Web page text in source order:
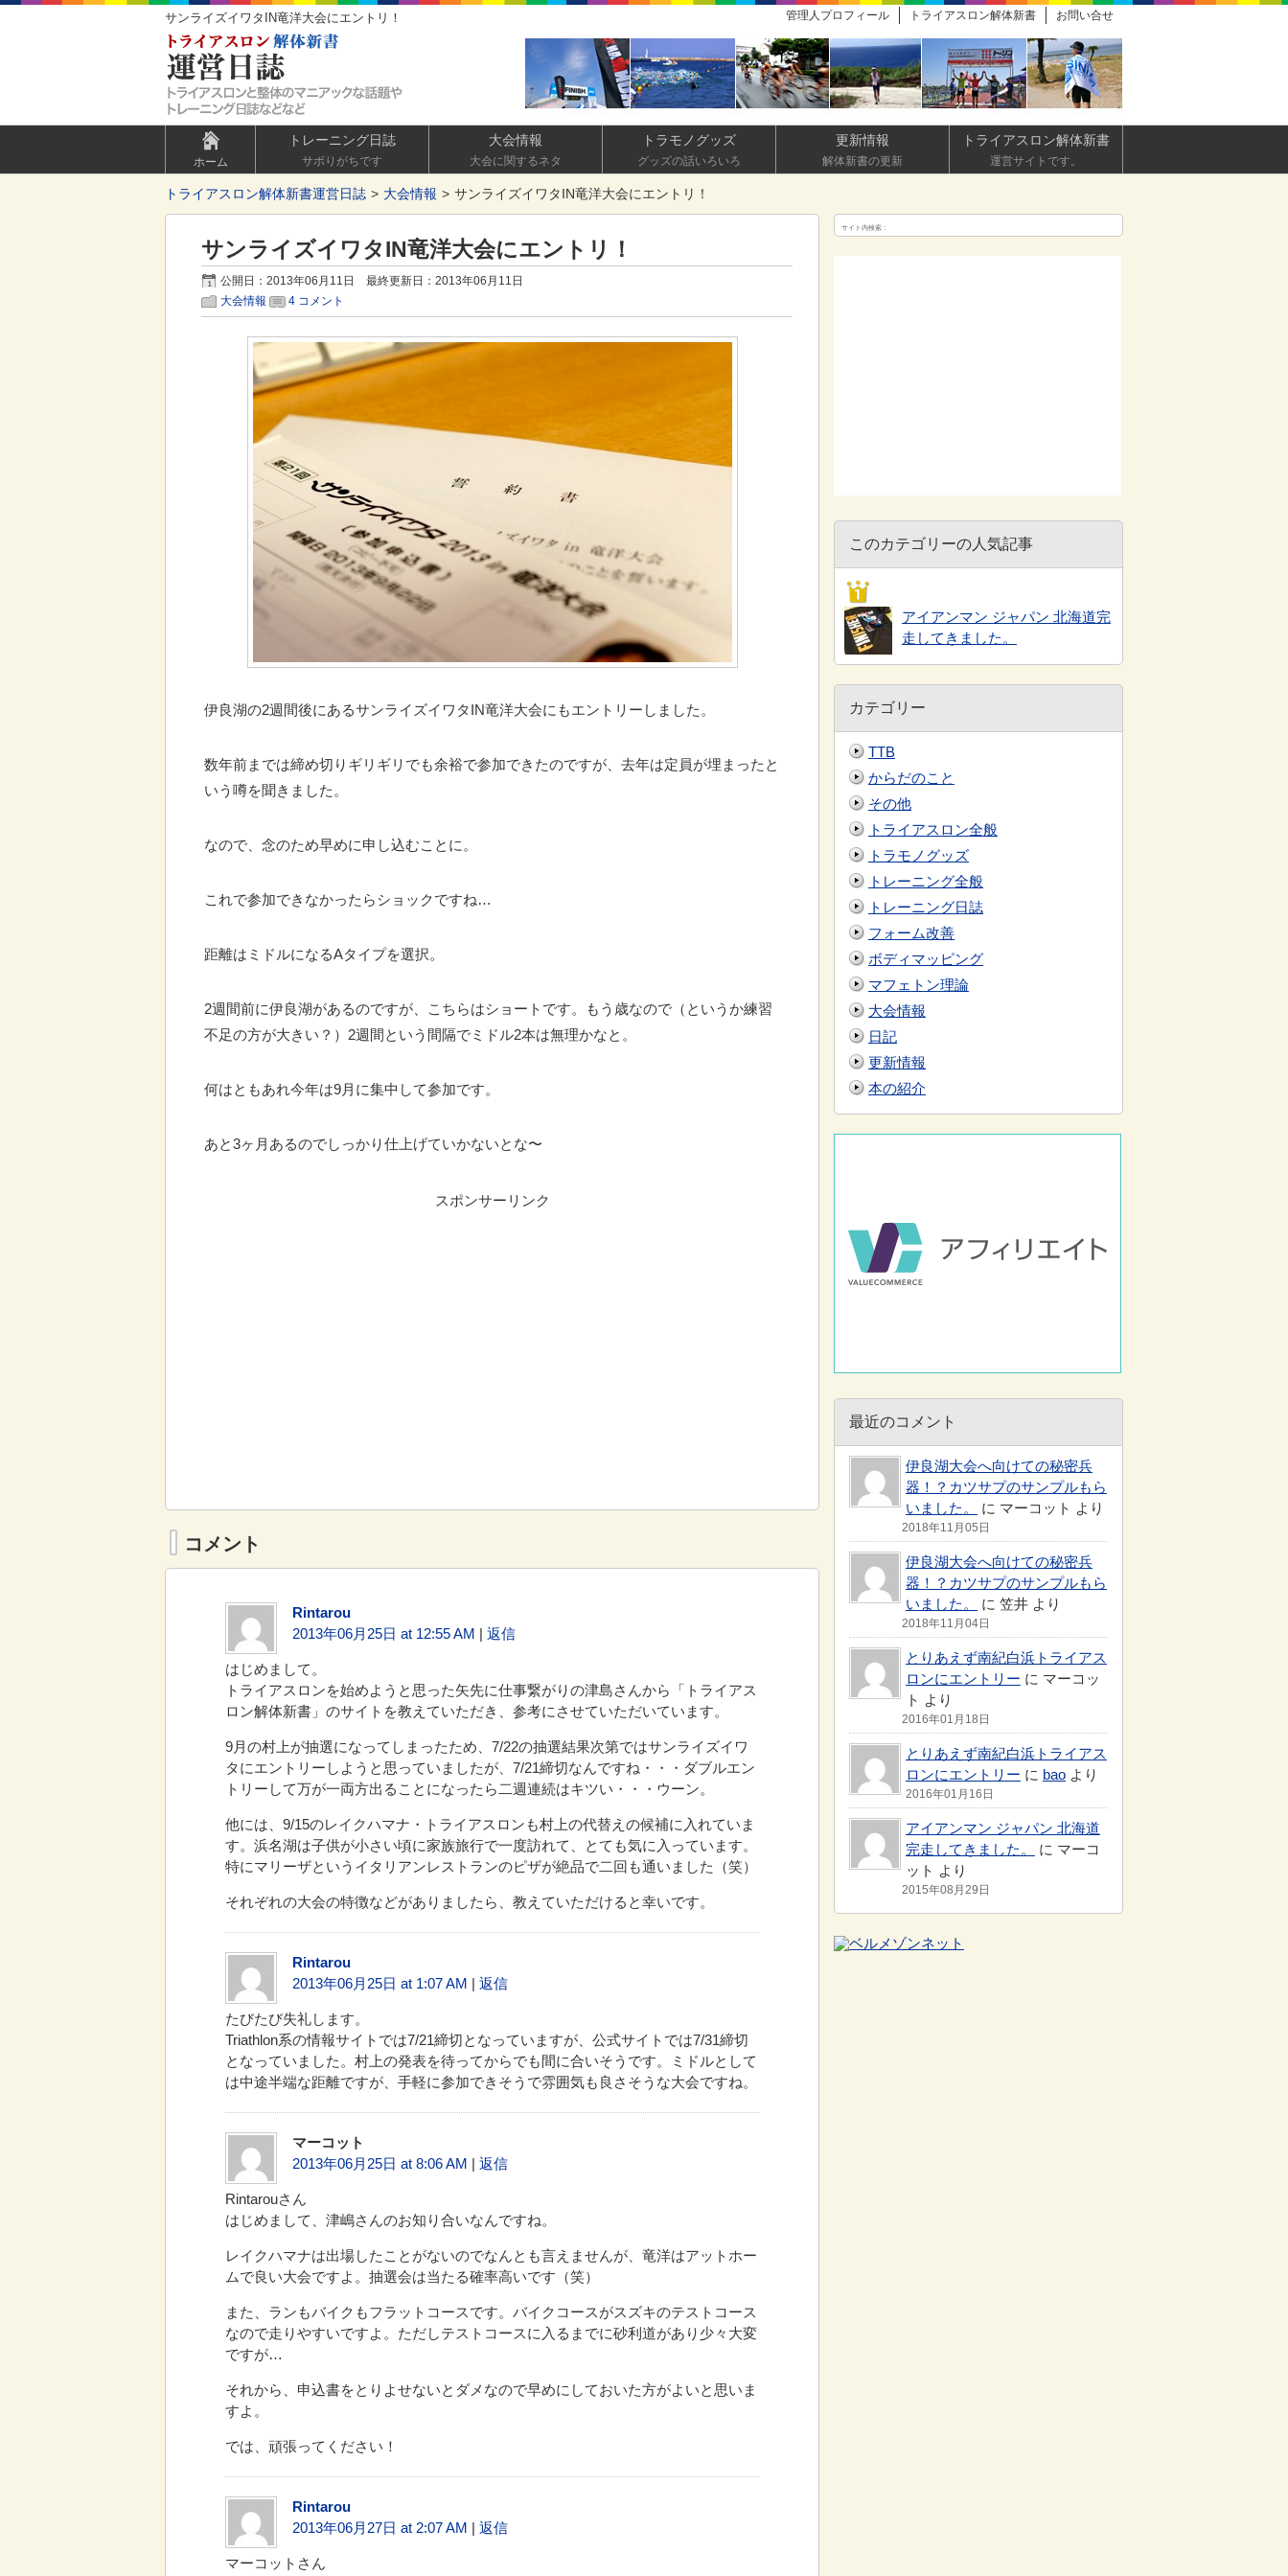
サンライズイワタIN竜洋大会にエントリ！ お問い合せ
トライアスロン解体新書
管理人プロフィール
ホーム
トレーニング日誌
サボりがちです
大会情報
大会に関するネタ
トラモノグッズ
グッズの話いろいろ
更新情報
解体新書の更新
トライアスロン解体新書
運営サイトです。
トライアスロン解体新書運営日誌 大会情報 サンライズイワタIN竜洋大会にエントリ！
サンライズイワタIN竜洋大会にエントリ！
公開日：2013年06月11日 最終更新日：2013年06月11日
大会情報
4 コメント
伊良湖の2週間後にあるサンライズイワタIN竜洋大会にもエントリーしました。
数年前までは締め切りギリギリでも余裕で参加できたのですが、去年は定員が埋まったと
いう噂を聞きました。
なので、念のため早めに申し込むことに。
これで参加できなかったらショックですね…
距離はミドルになるAタイプを選択。
2週間前に伊良湖があるのですが、こちらはショートです。もう歳なので（というか練習
不足の方が大きい？）2週間という間隔でミドル2本は無理かなと。
何はともあれ今年は9月に集中して参加です。
あと3ヶ月あるのでしっかり仕上げていかないとな〜
スポンサーリンク
コメント
Rintarou
2013年06月25日 at 12:55 AM | 返信
はじめまして。
トライアスロンを始めようと思った矢先に仕事繋がりの津島さんから「トライアス
ロン解体新書」のサイトを教えていただき、参考にさせていただいています。
9月の村上が抽選になってしまったため、7/22の抽選結果次第ではサンライズイワ
タにエントリーしようと思っていましたが、7/21締切なんですね・・・ダブルエン
トリーして万が一両方出ることになったら二週連続はキツい・・・ウーン。
他には、9/15のレイクハマナ・トライアスロンも村上の代替えの候補に入れていま
す。浜名湖は子供が小さい頃に家族旅行で一度訪れて、とても気に入っています。
特にマリーザというイタリアンレストランのピザが絶品で二回も通いました（笑）
それぞれの大会の特徴などがありましたら、教えていただけると幸いです。
Rintarou
2013年06月25日 at 1:07 AM | 返信
たびたび失礼します。
Triathlon系の情報サイトでは7/21締切となっていますが、公式サイトでは7/31締切
となっていました。村上の発表を待ってからでも間に合いそうです。ミドルとして
は中途半端な距離ですが、手軽に参加できそうで雰囲気も良さそうな大会ですね。
マーコット
2013年06月25日 at 8:06 AM | 返信
Rintarouさん
はじめまして、津嶋さんのお知り合いなんですね。
レイクハマナは出場したことがないのでなんとも言えませんが、竜洋はアットホー
ムで良い大会ですよ。抽選会は当たる確率高いです（笑）
また、ランもバイクもフラットコースです。バイクコースがスズキのテストコース
なので走りやすいですよ。ただしテストコースに入るまでに砂利道があり少々大変
ですが…
それから、申込書をとりよせないとダメなので早めにしておいた方がよいと思いま
すよ。
では、頑張ってください！
Rintarou
2013年06月27日 at 2:07 AM | 返信
マーコットさん
サイト内検索：
このカテゴリーの人気記事
アイアンマン ジャパン 北海道完
走してきました。
カテゴリー
TTB
からだのこと
その他
トライアスロン全般
トラモノグッズ
トレーニング全般
トレーニング日誌
フォーム改善
ボディマッピング
マフェトン理論
大会情報
日記
更新情報
本の紹介
最近のコメント
伊良湖大会へ向けての秘密兵
器！？カツサプのサンプルもら
いました。
に マーコット より
2018年11月05日
伊良湖大会へ向けての秘密兵
器！？カツサプのサンプルもら
いました。
に 笠井 より
2018年11月04日
とりあえず南紀白浜トライアス
ロンにエントリー に マーコッ
ト より
2016年01月18日
とりあえず南紀白浜トライアス
ロンにエントリー に bao より
2016年01月16日
アイアンマン ジャパン 北海道
完走してきました。
に マーコ
ット より
2015年08月29日